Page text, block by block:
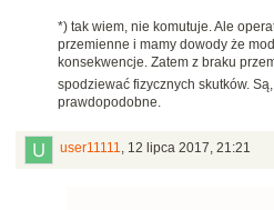
*) tak wiem, nie komutuje. Ale
przemienne i mamy dowody że
konsekwencje. Zatem z braku
spodziewać fizycznych skutków.
prawdopodobne.
user11111, 12 lipca 2017, 21:21